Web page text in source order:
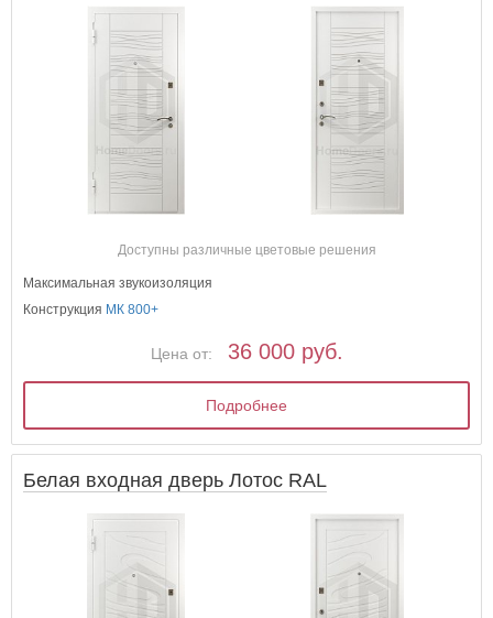
Доступны различные цветовые решения
Максимальная звукоизоляция
Конструкция МК 800+
Цена от: 36 000 руб.
Подробнее
Белая входная дверь Лотос RAL